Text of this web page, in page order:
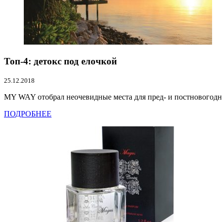
Топ-4: детокс под елочкой
25.12.2018
MY WAY отобрал неочевидные места для пред- и
ПОДРОБНЕЕ